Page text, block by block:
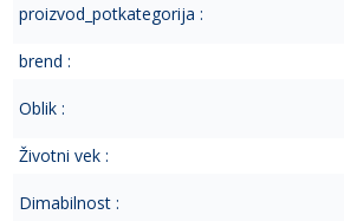
proizvod_potkategorija :
brend :
Oblik :
Životni vek :
Dimabilnost :